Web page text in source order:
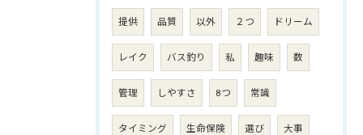
提供 品質 以外 ２つ ドリーム
レイク バス釣り 私 趣味 数
管理 しやすさ 8つ 常識
タイミング 生命保険 選び 大事